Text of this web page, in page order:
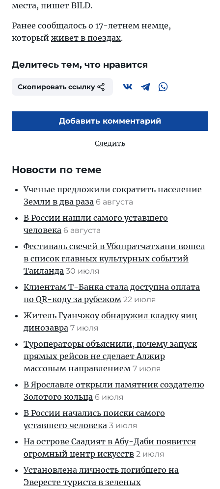
места, пишет BILD.
Ранее сообщалось о 17-летнем немце,
который живет в поездах.
Делитесь тем, что нравится
Скопировать ссылку
Добавить комментарий
Следить
Новости по теме
Ученые предложили сократить население
Земли в два раза 6 августа
В России нашли самого уставшего
человека 6 августа
Фестиваль свечей в Убонратчатхани вошел
в список главных культурных событий
Таиланда 30 июля
Клиентам T-Банка стала доступна оплата
по QR-коду за рубежом 22 июля
Житель Гуанчжоу обнаружил кладку яиц
динозавра 7 июля
Туроператоры объяснили, почему запуск
прямых рейсов не сделает Алжир
массовым направлением 7 июля
В Ярославле открыли памятник создателю
Золотого кольца 6 июля
В России начались поиски самого
уставшего человека 3 июля
На острове Саадият в Абу-Даби появится
огромный центр искусств 2 июля
Установлена личность погибшего на
Эвересте туриста в зеленых